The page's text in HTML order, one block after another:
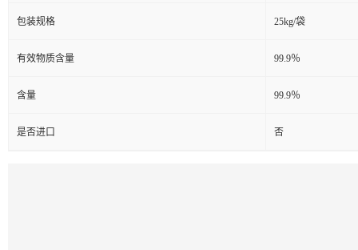
包装规格 25kg/袋
有效物质含量 99.9％
含量 99.9％
是否进口 否